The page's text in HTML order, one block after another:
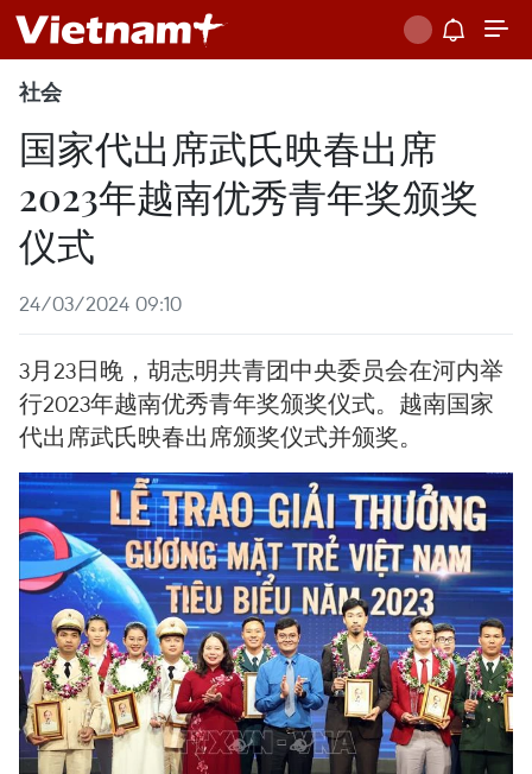
社会
国家代出席武氏映春出席
2023年越南优秀青年奖颁奖
仪式
24/03/2024 09:10
3月23日晚，胡志明共青团中央委员会在河内举
行2023年越南优秀青年奖颁奖仪式。越南国家
代出席武氏映春出席颁奖仪式并颁奖。